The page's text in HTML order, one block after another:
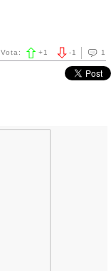
1
-1
Vota: +1